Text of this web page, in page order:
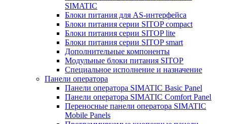
SIMATIC
Блоки питания для AS-интерфейса
Блоки питания серии SITOP compact
Блоки питания серии SITOP lite
Блоки питания серии SITOP smart
Дополнительные компоненты
Модульные блоки питания SITOP
Специальное исполнение и назначение
Панели оператора
Панели оператора SIMATIC Basic Panel
Панели оператора SIMATIC Comfort Panel
Переносные панели оператора SIMATIC
Mobile Panels